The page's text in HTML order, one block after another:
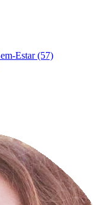
Estar (57)